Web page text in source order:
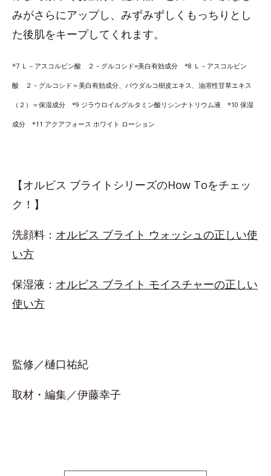
みがさらにアップし、みずみずしくもっちりとし
た後肌をキープしてくれます。
*7 Ｌ－アスコルビン酸 ２－グルコシド=美白有効成分 *8 Ｌ－アスコルビン
酸 ２－グルコシド＝美白有効成分、パウダルコ樹皮エキス、油溶性甘草エキス
（２）＝保湿成分 *9 ジラウロイルグルタミン酸リシンナトリウム液 *10 保湿
成分 *11 アクアフォース ホワイト ローション
【オルビス ブライトシリーズのHow Toをチェッ
ク！】
洗顔料： オルビス ブライト ウォッシュの正しい使
い方
保湿液： オルビス ブライト モイスチャーの正しい
使い方
監修／樋口祐紀
取材・編集／伊藤幸子